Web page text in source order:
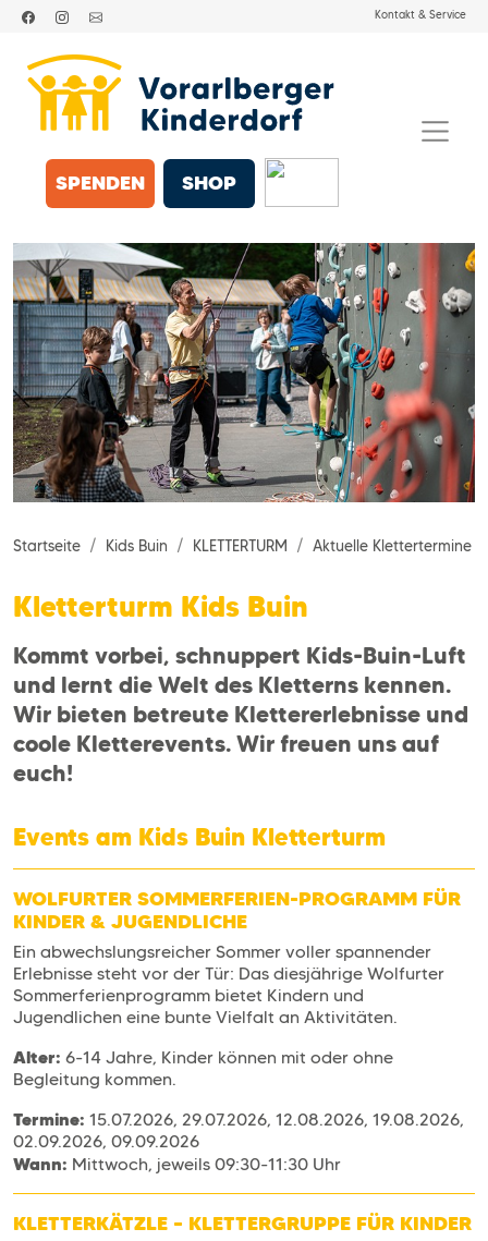
Kontakt & Service
SPENDEN SHOP
Startseite Kids Buin KLETTERTURM Aktuelle Klettertermine
Kletterturm Kids Buin
Kommt vorbei, schnuppert Kids-Buin-Luft
und lernt die Welt des Kletterns kennen.
Wir bieten betreute Klettererlebnisse und
coole Kletterevents. Wir freuen uns auf
euch!
Events am Kids Buin Kletterturm
WOLFURTER SOMMERFERIEN-PROGRAMM FÜR
KINDER & JUGENDLICHE
Ein abwechslungsreicher Sommer voller spannender
Erlebnisse steht vor der Tür: Das diesjährige Wolfurter
Sommerferienprogramm bietet Kindern und
Jugendlichen eine bunte Vielfalt an Aktivitäten.
Alter: 6-14 Jahre, Kinder können mit oder ohne
Begleitung kommen.
Termine: 15.07.2026, 29.07.2026, 12.08.2026, 19.08.2026,
02.09.2026, 09.09.2026
Wann: Mittwoch, jeweils 09:30-11:30 Uhr
KLETTERKÄTZLE – KLETTERGRUPPE FÜR KINDER